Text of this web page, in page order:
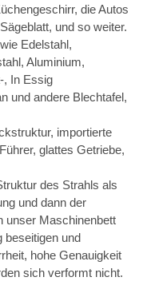
die Autos
und so weiter.
Edelstahl,
Aluminium,
, In Essig
und andere Blechtafel,
importierte
glattes Getriebe,
des Strahls als
und dann der
unser Maschinenbett
und
hohe Genauigkeit
sich verformt nicht.